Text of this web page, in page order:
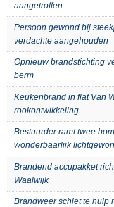
aangetroffen
Persoon gewond bij
verdachte aangehouden
Opnieuw brandstichting
berm
Keukenbrand in flat Van
rookontwikkeling
Bestuurder ramt twee
wonderbaarlijk
Brandend accupakket
Waalwijk
Brandweer schiet te hulp